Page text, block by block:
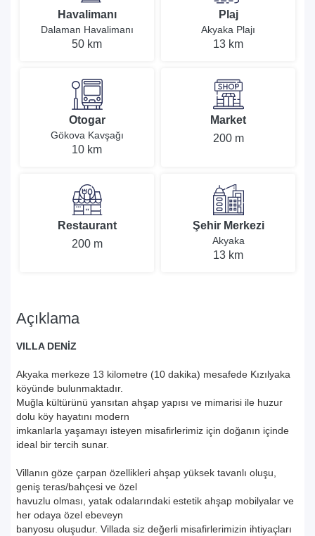
Havalimanı
Dalaman Havalimanı
50 km
Plaj
Akyaka Plajı
13 km
Otogar
Gökova Kavşağı
10 km
Market
200 m
Restaurant
200 m
Şehir Merkezi
Akyaka
13 km
Açıklama
VILLA DENİZ
Akyaka merkeze 13 kilometre (10 dakika) mesafede Kızılyaka
köyünde bulunmaktadır.
Muğla kültürünü yansıtan ahşap yapısı ve mimarisi ile huzur
dolu köy hayatını modern
imkanlarla yaşamayı isteyen misafirlerimiz için doğanın içinde
ideal bir tercih sunar.
Villanın göze çarpan özellikleri ahşap yüksek tavanlı oluşu,
geniş teras/bahçesi ve özel
havuzlu olması, yatak odalarındaki estetik ahşap mobilyalar ve
her odaya özel ebeveyn
banyosu oluşudur. Villada siz değerli misafirlerimizin ihtiyaçları